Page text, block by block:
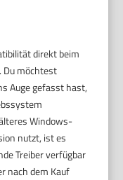
direkt beim
Du möchtest
Auge gefasst hast,
Windows-
nutzt, ist es
Treiber verfügbar
nach dem Kauf